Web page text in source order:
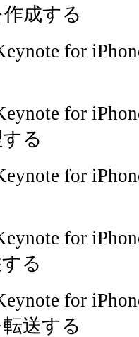
成する
for
for
る
for
for
る
for
送する